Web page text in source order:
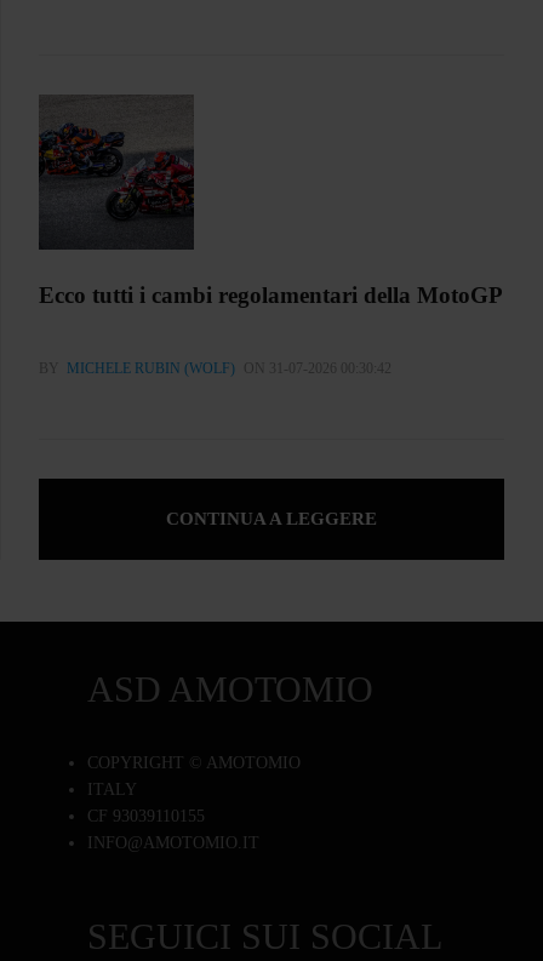
Ecco tutti i cambi regolamentari della MotoGP
BY MICHELE RUBIN (WOLF) ON 31-07-2026 00:30:42
CONTINUA A LEGGERE
ASD AMOTOMIO
COPYRIGHT © AMOTOMIO
ITALY
CF 93039110155
INFO@AMOTOMIO.IT
SEGUICI SUI SOCIAL